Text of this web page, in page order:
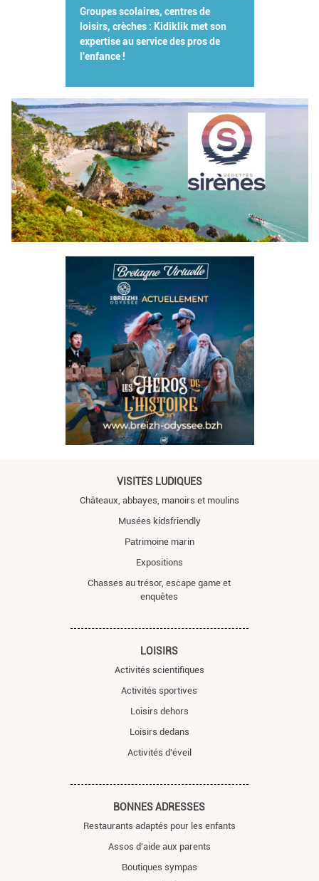
Groupes scolaires, centres de
loisirs, crèches : Kidiklik met son
expertise au service des pros de
l'enfance !
VISITES LUDIQUES
Châteaux, abbayes, manoirs et moulins
Musées kidsfriendly
Patrimoine marin
Expositions
Chasses au trésor, escape game et
enquêtes
LOISIRS
Activités scientifiques
Activités sportives
Loisirs dehors
Loisirs dedans
Activités d'éveil
BONNES ADRESSES
Restaurants adaptés pour les enfants
Assos d'aide aux parents
Boutiques sympas